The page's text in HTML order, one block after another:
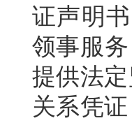
证声明
领事服务
提供法
关系凭